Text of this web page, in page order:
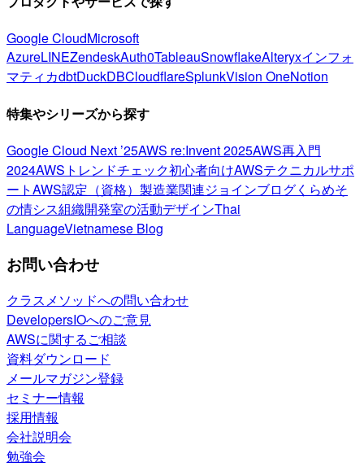
Google CloudMicrosoft
AzureLINEZendeskAuth0TableauSnowflakeAlteryxインフォ
マティカdbtDuckDBCloudflareSplunkVision OneNotion
特集やシリーズから探す
Google Cloud Next ’25AWS re:Invent 2025AWS再入門
2024AWSトレンドチェック初心者向けAWSテクニカルサポ
ートAWS認定（資格） 製造業関連ジョインブログくらめそ
の情シス組織開発室の活動デザインThai
LanguageVietnamese Blog
お問い合わせ
クラスメソッドへの問い合わせ
DevelopersIOへのご意見
AWSに関するご相談
資料ダウンロード
メールマガジン登録
セミナー情報
採用情報
会社説明会
勉強会